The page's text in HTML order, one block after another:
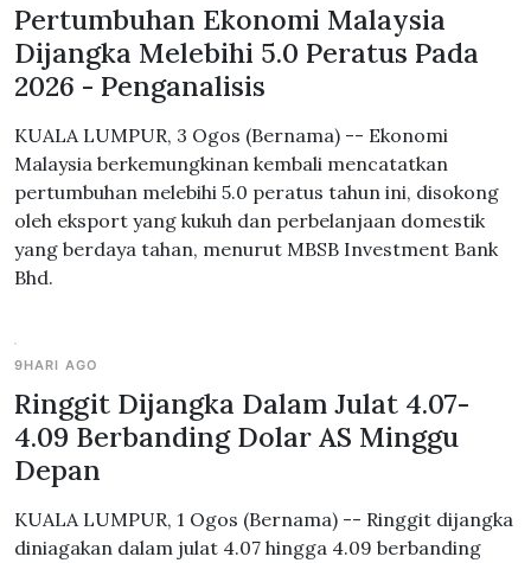
Pertumbuhan Ekonomi Malaysia
Dijangka Melebihi 5.0 Peratus Pada
2026 - Penganalisis
KUALA LUMPUR, 3 Ogos (Bernama) -- Ekonomi
Malaysia berkemungkinan kembali mencatatkan
pertumbuhan melebihi 5.0 peratus tahun ini, disokong
oleh eksport yang kukuh dan perbelanjaan domestik
yang berdaya tahan, menurut MBSB Investment Bank
Bhd.
9HARI AGO
Ringgit Dijangka Dalam Julat 4.07-
4.09 Berbanding Dolar AS Minggu
Depan
KUALA LUMPUR, 1 Ogos (Bernama) -- Ringgit dijangka
diniagakan dalam julat 4.07 hingga 4.09 berbanding